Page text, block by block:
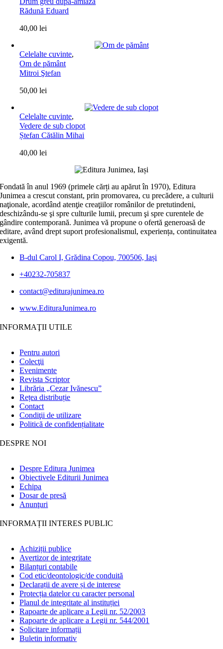
Rădună Eduard
40,00lei
Celelalte cuvinte,
Om de pământ
Mitroi Ştefan
50,00lei
Celelalte cuvinte,
Vedere de sub clopot
Ștefan Cătălin Mihai
40,00lei
Fondată în anul 1969 (primele cărți au apărut în 1970), Editura
Junimea a crescut constant, prin promovarea, cu precădere, a culturii
naţionale, acordând atenţie creaţiilor românilor de pretutindeni,
deschizându-se şi spre culturile lumii, precum şi spre curentele de
gândire contemporană. Junimea vă propune o ofertă generoasă de
editare, având drept suport profesionalismul, experiența, continuitatea
exigentă.
B-dul Carol I, Grădina Copou, 700506, Iași
+40232-705837
contact@editurajunimea.ro
www.EdituraJunimea.ro
INFORMAŢII UTILE
Pentru autori
Colecţii
Evenimente
Revista Scriptor
Librăria „Cezar Ivănescu”
Rețea distribuție
Contact
Condiţii de utilizare
Politică de confidențialitate
DESPRE NOI
Despre Editura Junimea
Obiectivele Editurii Junimea
Echipa
Dosar de presă
Anunţuri
INFORMAȚII INTERES PUBLIC
Achiziții publice
Avertizor de integritate
Bilanțuri contabile
Cod etic/deontologic/de conduită
Declarații de avere și de interese
Protecția datelor cu caracter personal
Planul de integritate al instituției
Rapoarte de aplicare a Legii nr. 52/2003
Rapoarte de aplicare a Legii nr. 544/2001
Solicitare informații
Buletin informativ